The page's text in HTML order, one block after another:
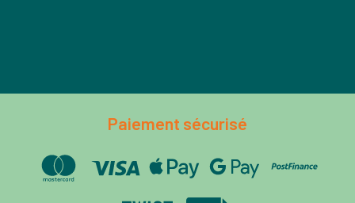
Paiement sécurisé